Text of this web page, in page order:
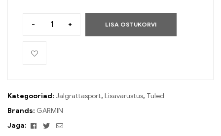
- + LISA OSTUKORVI
Kategooriad: Jalgrattasport, Lisavarustus, Tuled
Brands: GARMIN
Jaga:
Facebook
TwitterEmail